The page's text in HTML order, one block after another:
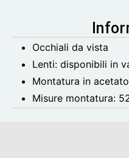
Occhiali da vista
Lenti: disponibili in
Montatura in
Misure montatura: